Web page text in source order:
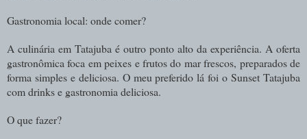
Gastronomia local: onde comer?
A culinária em Tatajuba é outro ponto alto da experiência. A oferta
gastronômica foca em peixes e frutos do mar frescos, preparados de
forma simples e deliciosa. O meu preferido lá foi o Sunset Tatajuba
com drinks e gastronomia deliciosa.
O que fazer?